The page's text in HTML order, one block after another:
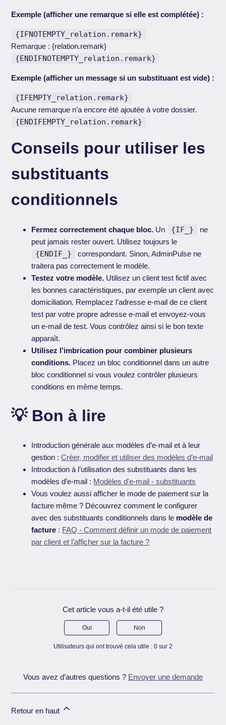
Exemple (afficher une remarque si elle est complétée) :
{IFNOTEMPTY_relation.remark}
Remarque : {relation.remark}
{ENDIFNOTEMPTY_relation.remark}
Exemple (afficher un message si un substituant est vide) :
{IFEMPTY_relation.remark}
Aucune remarque n’a encore été ajoutée à votre dossier.
{ENDIFEMPTY_relation.remark}
Conseils pour utiliser les
substituants
conditionnels
Fermez correctement chaque bloc. Un {IF_}
ne
peut jamais rester ouvert. Utilisez toujours le
{ENDIF_}
correspondant. Sinon, AdminPulse ne
traitera pas correctement le modèle.
Testez votre modèle. Utilisez un client test fictif avec
les bonnes caractéristiques, par exemple un client avec
domiciliation. Remplacez l’adresse e-mail de ce client
test par votre propre adresse e-mail et envoyez-vous
un e-mail de test. Vous contrôlez ainsi si le bon texte
apparaît.
Utilisez l’imbrication pour combiner plusieurs
conditions. Placez un bloc conditionnel dans un autre
bloc conditionnel si vous voulez contrôler plusieurs
conditions en même temps.
💡 Bon à lire
Introduction générale aux modèles d’e-mail et à leur
gestion :Créer, modifier et utiliser des modèles d’e-mail
Introduction à l’utilisation des substituants dans les
modèles d’e-mail : Modèles d'e-mail - substituants
Vous voulez aussi afficher le mode de paiement sur la
facture même ? Découvrez comment le configurer
avec des substituants conditionnels dans le modèle de
facture : FAQ - Comment définir un mode de paiement
par client et l’afficher sur la facture ?
Cet article vous a-t-il été utile ?
Oui Non
Utilisateurs qui ont trouvé cela utile : 0 sur 2
Vous avez d’autres questions ? Envoyer une demande
Retour en haut